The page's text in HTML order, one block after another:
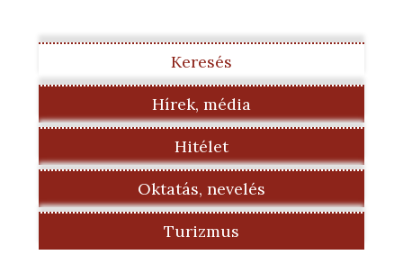
Keresés
Hírek, média
Hitélet
Oktatás, nevelés
Turizmus